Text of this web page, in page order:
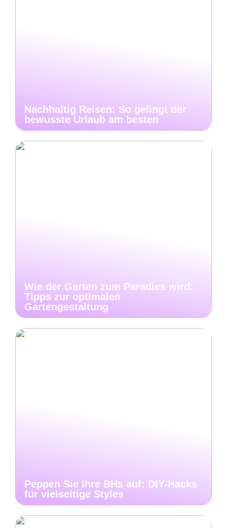
Nachhaltig Reisen: So gelingt der
bewusste Urlaub am besten
Wie der Garten zum Paradies wird:
Tipps zur optimalen
Gartengestaltung
Peppen Sie Ihre BHs auf: DIY-Hacks
für vielseitige Styles